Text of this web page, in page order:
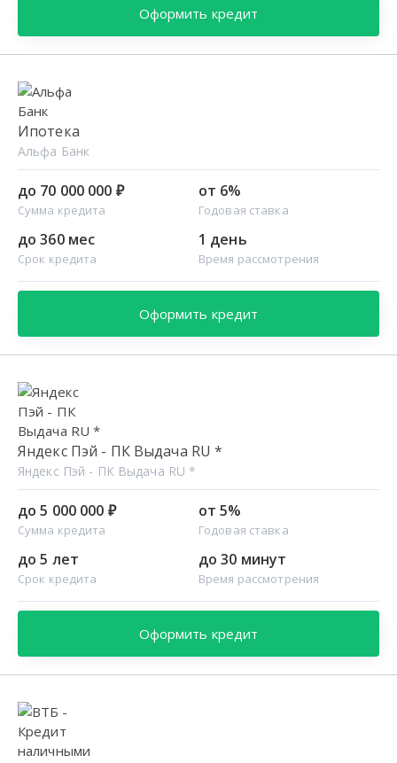
Оформить кредит
Ипотека
Альфа Банк
до 70 000 000 ₽
Сумма кредита
от 6%
Годовая ставка
до 360 мес
Срок кредита
1 день
Время рассмотрения
Оформить кредит
Яндекс Пэй - ПК Выдача RU *
Яндекс Пэй - ПК Выдача RU *
до 5 000 000 ₽
Сумма кредита
от 5%
Годовая ставка
до 5 лет
Срок кредита
до 30 минут
Время рассмотрения
Оформить кредит